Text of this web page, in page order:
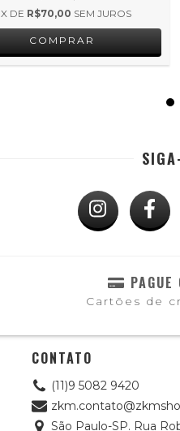
X DE R$70,00 SEM JUROS
PAGUE
Cartões de
CONTATO
(11)9 5082 9420
São Paulo-SP. Rua